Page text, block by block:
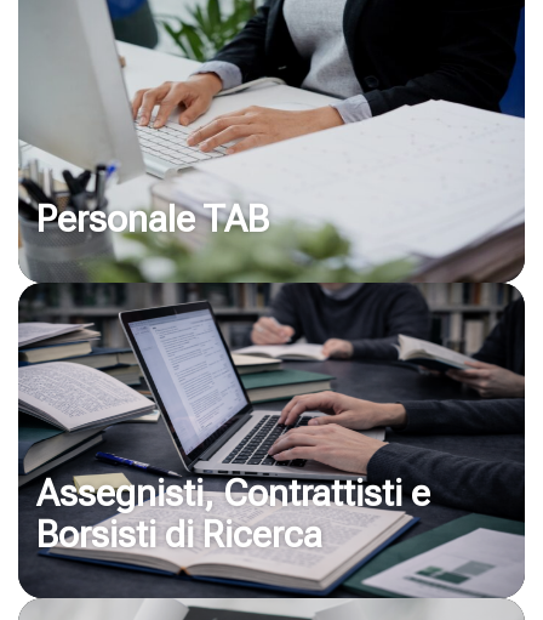
Personale TAB
Assegnisti, Contrattisti e
Borsisti di Ricerca